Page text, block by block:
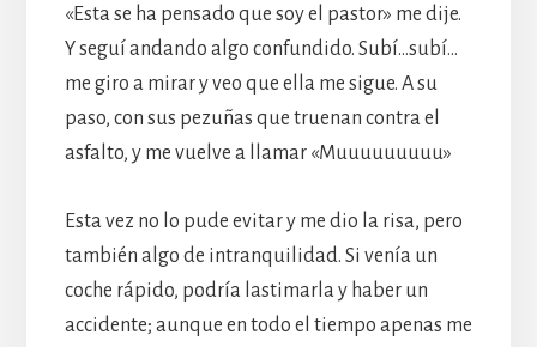
«Esta se ha pensado que soy el pastor» me dije.
Y seguí andando algo confundido. Subí…subí…
me giro a mirar y veo que ella me sigue. A su
paso, con sus pezuñas que truenan contra el
asfalto, y me vuelve a llamar «Muuuuuuuuu»
Esta vez no lo pude evitar y me dio la risa, pero
también algo de intranquilidad. Si venía un
coche rápido, podría lastimarla y haber un
accidente; aunque en todo el tiempo apenas me